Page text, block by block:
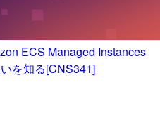
ECS Managed Instances
を知る[CNS341]